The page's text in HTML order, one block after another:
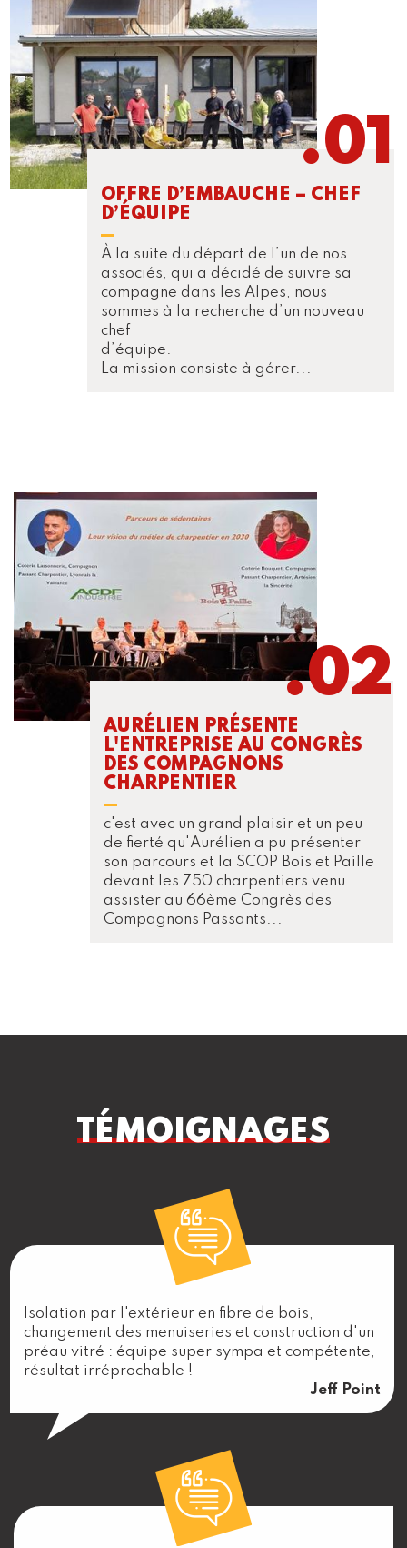
OFFRE D’EMBAUCHE – CHEF
D’ÉQUIPE
À la suite du départ de l’un de nos
associés, qui a décidé de suivre sa
compagne dans les Alpes, nous
sommes à la recherche d’un nouveau
chef
d’équipe.
La mission consiste à gérer...
AURÉLIEN PRÉSENTE
L'ENTREPRISE AU CONGRÈS
DES COMPAGNONS
CHARPENTIER
c'est avec un grand plaisir et un peu
de fierté qu'Aurélien a pu présenter
son parcours et la SCOP Bois et Paille
devant les 750 charpentiers venu
assister au 66ème Congrès des
Compagnons Passants...
TÉMOIGNAGES
Isolation par l'extérieur en fibre de bois,
changement des menuiseries et construction d'un
préau vitré : équipe super sympa et compétente,
résultat irréprochable !
Jeff Point